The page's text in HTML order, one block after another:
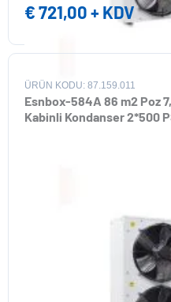
€721,00+ KDV
ÜRÜN KODU: 87.159.011
Esnbox-584A 86 m2 Poz
Kabinli Kondanser 2*500